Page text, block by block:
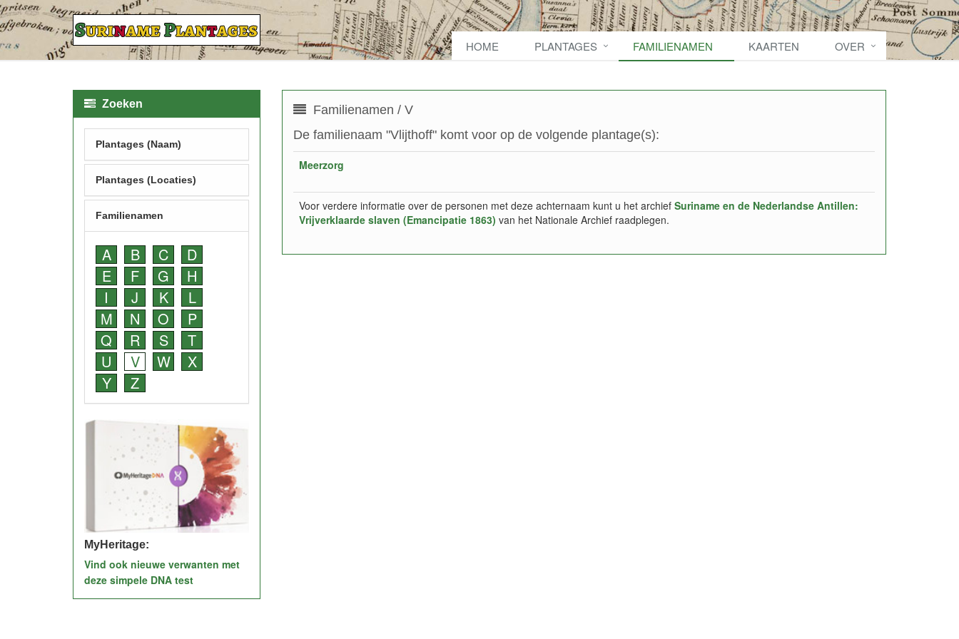
HOME PLANTAGES FAMILIENAMEN KAARTEN OVER
Familienamen / V
De familienaam "Vlijthoff" komt voor op de volgende plantage(s):
Meerzorg
Voor verdere informatie over de personen met deze achternaam kunt u het archief Suriname en de Nederlandse Antillen:
Vrijverklaarde slaven (Emancipatie 1863) van het Nationale Archief raadplegen.
Zoeken
Plantages (Naam)
Plantages (Locaties)
Familienamen
A B C
D
E
F G
H
I
J K
L
M
N O
P
Q
R S
T
U
V W
X
Y
Z
MyHeritage:
Vind ook nieuwe verwanten met
deze simpele DNA test